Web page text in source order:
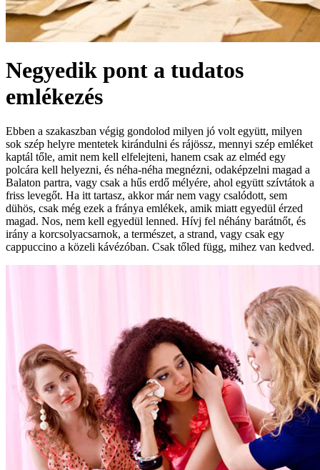
Negyedik pont a tudatos
emlékezés
Ebben a szakaszban végig gondolod milyen jó volt együtt, milyen
sok szép helyre mentetek kirándulni és rájössz, mennyi szép emléket
kaptál tőle, amit nem kell elfelejteni, hanem csak az elméd egy
polcára kell helyezni, és néha-néha megnézni, odaképzelni magad a
Balaton partra, vagy csak a hűs erdő mélyére, ahol együtt szívtátok a
friss levegőt. Ha itt tartasz, akkor már nem vagy csalódott, sem
dühös, csak még ezek a fránya emlékek, amik miatt egyedül érzed
magad. Nos, nem kell egyedül lenned. Hívj fel néhány barátnőt, és
irány a korcsolyacsarnok, a természet, a strand, vagy csak egy
cappuccino a közeli kávézóban. Csak tőled függ, mihez van kedved.